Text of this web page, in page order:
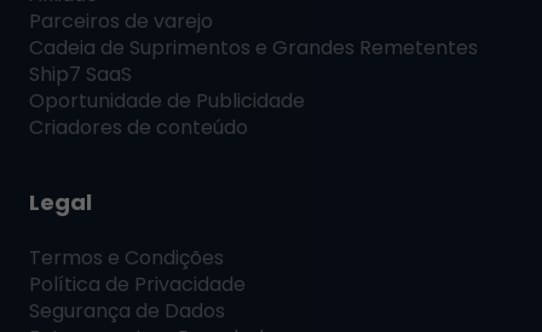
Parceiros de varejo
Cadeia de Suprimentos e Grandes Remetentes
Ship7 SaaS
Oportunidade de Publicidade
Criadores de conteúdo
Legal
Termos e Condições
Política de Privacidade
Segurança de Dados